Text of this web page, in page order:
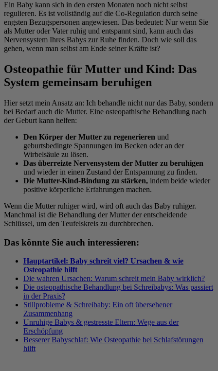
Ein Baby kann sich in den ersten Monaten noch nicht selbst
regulieren. Es ist vollständig auf die Co-Regulation durch seine
engsten Bezugspersonen angewiesen. Das bedeutet: Nur wenn Sie
als Mutter oder Vater ruhig und entspannt sind, kann auch das
Nervensystem Ihres Babys zur Ruhe finden. Doch wie soll das
gehen, wenn man selbst am Ende seiner Kräfte ist?
Osteopathie für Mutter und Kind: Das
System gemeinsam beruhigen
Hier setzt mein Ansatz an: Ich behandle nicht nur das Baby, sondern
bei Bedarf auch die Mutter. Eine osteopathische Behandlung nach
der Geburt kann helfen:
Den Körper der Mutter zu regenerieren und
geburtsbedingte Spannungen im Becken oder an der
Wirbelsäule zu lösen.
Das überreizte Nervensystem der Mutter zu beruhigen
und wieder in einen Zustand der Entspannung zu finden.
Die Mutter-Kind-Bindung zu stärken, indem beide wieder
positive körperliche Erfahrungen machen.
Wenn die Mutter ruhiger wird, wird oft auch das Baby ruhiger.
Manchmal ist die Behandlung der Mutter der entscheidende
Schlüssel, um den Teufelskreis zu durchbrechen.
Das könnte Sie auch interessieren:
Hauptartikel: Baby schreit viel? Ursachen & wie
Osteopathie hilft
Die wahren Ursachen: Warum schreit mein Baby wirklich?
Die osteopathische Behandlung bei Schreibabys: Was passiert
in der Praxis?
Stillprobleme & Schreibaby: Ein oft übersehener
Zusammenhang
Unruhige Babys & gestresste Eltern: Wege aus der
Erschöpfung
Besserer Babyschlaf: Wie Osteopathie bei Schlafstörungen
hilft